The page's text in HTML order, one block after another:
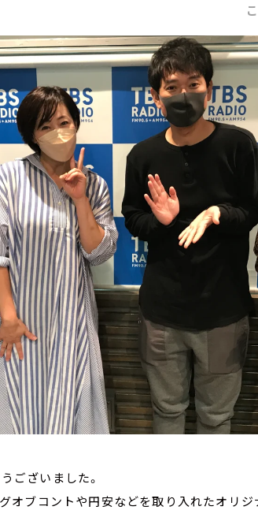
ございました。
グオブコントや円安などを取り入れたオリ